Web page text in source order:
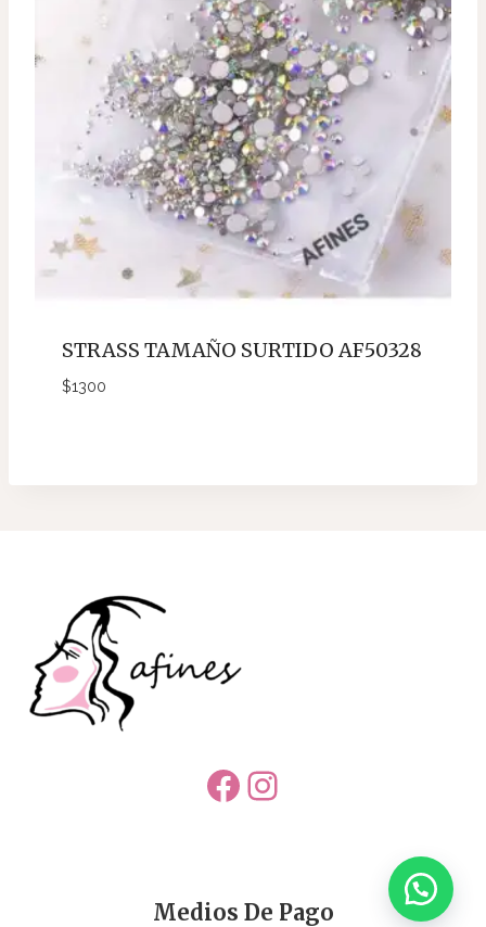
STRASS TAMAÑO SURTIDO AF50328
$1300
Facebook
Instagram
Medios De Pago